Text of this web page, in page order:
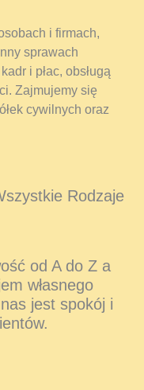
i firmach,
sprawach
i płac, obsługą
Zajmujemy się
cywilnych oraz
Rodzaje
od A do Z a
własnego
jest spokój i